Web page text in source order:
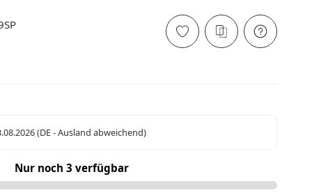
(DE - Ausland abweichend)
Nur noch 3 verfügbar